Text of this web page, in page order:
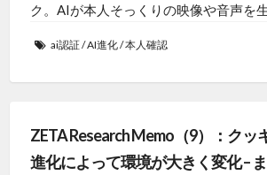
ク。AIが本人そっくりの映像や音声を生
ai認証/AI進化/本人確認
ZETA Research Memo（9）：クッ
進化によって環境が大きく変化 –